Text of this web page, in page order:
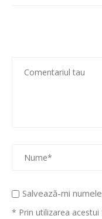
Salvează-mi
* Prin utilizarea